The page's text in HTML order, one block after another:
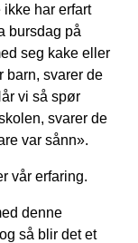
har erfart
bursdag på
seg kake eller
barn, svarer de
vi så spør
svarer de
var sånn».
vår erfaring.
denne
så blir det et